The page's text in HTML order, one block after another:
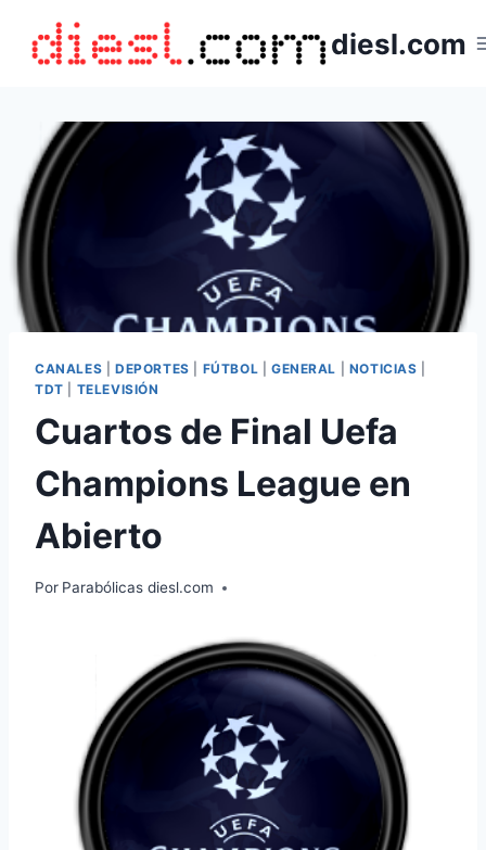
contenido
diesl.com
CANALES DEPORTES FÚTBOL GENERAL NOTICIAS
TDT
TELEVISIÓN
Cuartos de Final Uefa
Champions League en
Abierto
Por Parabólicas diesl.com